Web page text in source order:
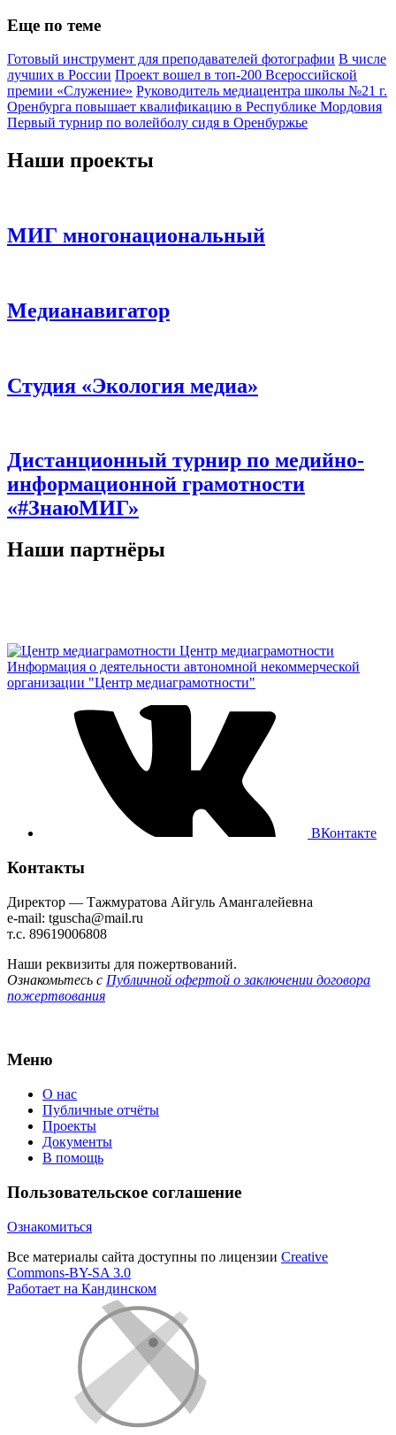
Еще по теме
Готовый инструмент для преподавателей фотографии В числе
лучших в России Проект вошел в топ-200 Всероссийской
премии «Служение» Руководитель медиацентра школы №21 г.
Оренбурга повышает квалификацию в Республике Мордовия
Первый турнир по волейболу сидя в Оренбуржье
Наши проекты
МИГ многонациональный
Медианавигатор
Студия «Экология медиа»
Дистанционный турнир по медийно-
информационной грамотности
«#ЗнаюМИГ»
Наши партнёры
Центр медиаграмотности
Информация о деятельности автономной некоммерческой
организации "Центр медиаграмотности"
ВКонтакте
Контакты
Директор — Тажмуратова Айгуль Амангалейевна
e-mail: tguscha@mail.ru
т.с. 89619006808
Наши реквизиты для пожертвований.
Ознакомьтесь с Публичной офертой о заключении договора
пожертвования
Меню
О нас
Публичные отчёты
Проекты
Документы
В помощь
Пользовательское соглашение
Ознакомиться
Все материалы сайта доступны по лицензии Creative
Commons-BY-SA 3.0
Работает на Кандинском